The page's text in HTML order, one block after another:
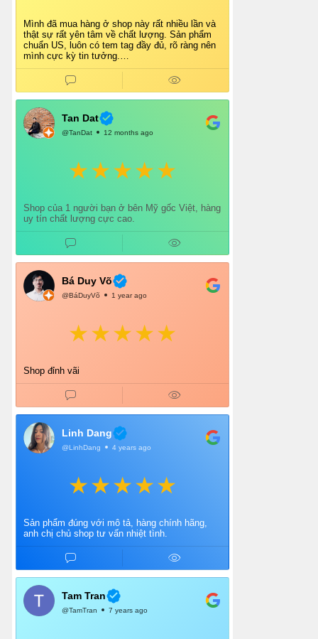
Mình đã mua hàng ở shop này rất nhiều lần và
thật sự rất yên tâm về chất lượng. Sản phẩm
chuẩn US, luôn có tem tag đầy đủ, rõ ràng nên
mình cực kỳ tin tưởng.
Shop tư vấn nhiệt tình, giao hàng nhanh, đóng
gói cẩn thận. Mỗi lần mua đều cảm thấy hài
Chắc chắn mình sẽ tiếp tục ủng hộ shop lâu dài
và giới thiệu thêm cho bạn bè 👍
Tan Dat
@TanDat 12 months ago
Shop của 1 người bạn ở bên Mỹ gốc Việt, hàng
uy tín chất lượng cực cao.
Bá Duy Võ
@BáDuyVõ 1 year ago
Shop đỉnh vãi
Linh Dang
@LinhDang 4 years ago
Sản phẩm đúng với mô tả, hàng chính hãng,
anh chị chủ shop tư vấn nhiệt tình.
Tam Tran
@TamTran 7 years ago